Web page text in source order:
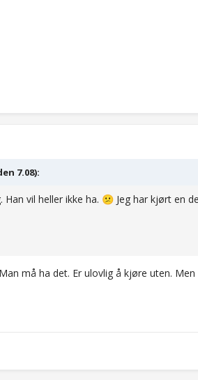
7.08):
vil heller ikke ha. 😕 Jeg har kjørt en
må ha det. Er ulovlig å kjøre uten.